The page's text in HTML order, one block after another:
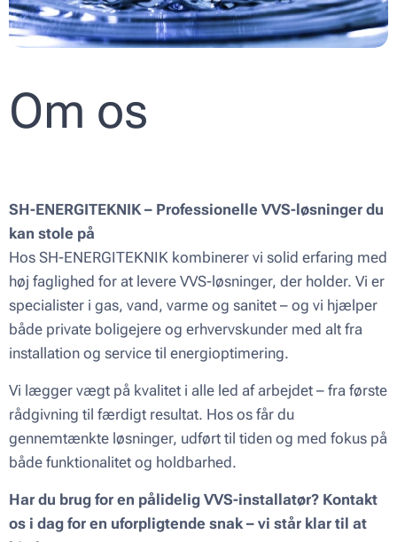
Om os
SH-ENERGITEKNIK – Professionelle VVS-løsninger du
kan stole på
Hos SH-ENERGITEKNIK kombinerer vi solid erfaring med
høj faglighed for at levere VVS-løsninger, der holder. Vi er
specialister i gas, vand, varme og sanitet – og vi hjælper
både private boligejere og erhvervskunder med alt fra
installation og service til energioptimering.
Vi lægger vægt på kvalitet i alle led af arbejdet – fra første
rådgivning til færdigt resultat. Hos os får du
gennemtænkte løsninger, udført til tiden og med fokus på
både funktionalitet og holdbarhed.
Har du brug for en pålidelig VVS-installatør? Kontakt
os i dag for en uforpligtende snak – vi står klar til at